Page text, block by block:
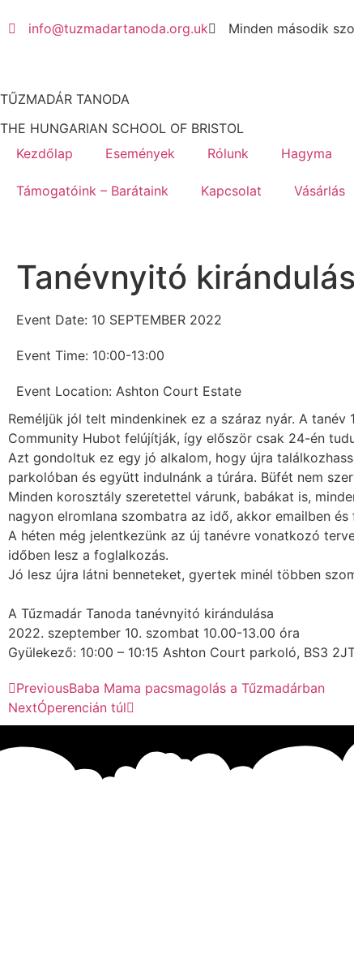
info@tuzmadartanoda.org.uk Minden második
TŰZMADÁR TANODA
THE HUNGARIAN SCHOOL OF BRISTOL
Kezdőlap
Események Rólunk Hagyma
Támogatóink – Barátaink Kapcsolat Vásárlás
Tanévnyitó kirándulás
Event Date: 10 SEPTEMBER 2022
Event Time: 10:00-13:00
Event Location: Ashton Court Estate
Reméljük jól telt mindenkinek ez a száraz nyár. A
Community Hubot felújítják, így először csak 24-én
Azt gondoltuk ez egy jó alkalom, hogy újra
parkolóban és együtt indulnánk a túrára. Büfét nem
Minden korosztály szeretettel várunk, babákat is,
nagyon elromlana szombatra az idő, akkor emailben
A héten még jelentkezünk az új tanévre vonatkozó
időben lesz a foglalkozás.
Jó lesz újra látni benneteket, gyertek minél többen
A Tűzmadár Tanoda tanévnyitó kirándulása
2022. szeptember 10. szombat 10.00-13.00 óra
Gyülekező: 10:00 – 10:15 Ashton Court parkoló, BS3
PreviousBaba Mama pacsmagolás a Tűzmadárban
NextÓperencián túl